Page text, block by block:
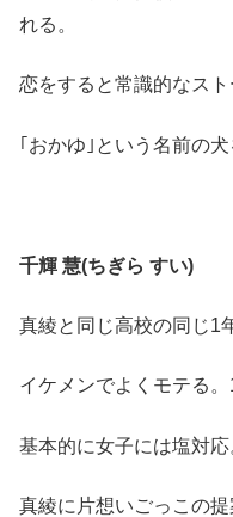
れる。
恋をすると常識的なスト
｢おかゆ｣という名前の犬
千輝 慧(ちぎら すい)
真綾と同じ高校の同じ1
イケメンでよくモテる
基本的に女子には塩対応
真綾に片想いごっこの提